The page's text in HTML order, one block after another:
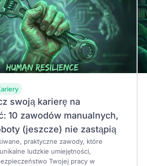
swoją karierę na
10 zawodów manualnych,
(jeszcze) nie zastąpią
praktyczne zawody, które
ludzkie umiejętności,
Twojej pracy w